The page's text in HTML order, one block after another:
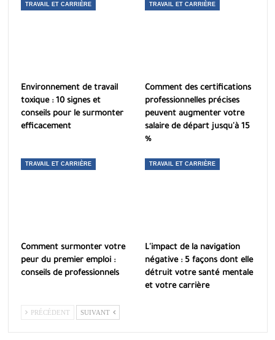
TRAVAIL ET CARRIÈRE
Environnement de travail
toxique : 10 signes et
conseils pour le surmonter
efficacement
TRAVAIL ET CARRIÈRE
Comment des certifications
professionnelles précises
peuvent augmenter votre
salaire de départ jusqu'à 15
%
TRAVAIL ET CARRIÈRE
Comment surmonter votre
peur du premier emploi :
conseils de professionnels
TRAVAIL ET CARRIÈRE
L'impact de la navigation
négative : 5 façons dont elle
détruit votre santé mentale
et votre carrière
PRÉCÉDENT SUIVANT